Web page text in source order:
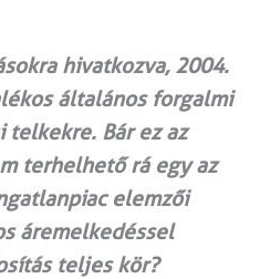
hivatkozva, 2004.
általános forgalmi
Bár ez az
terhelhető rá egy az
elemzői
áremelkedéssel
teljes kör?